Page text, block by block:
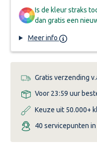
Is de kleur straks
dan gratis een
Meer info
Gratis verzending
Voor 23:59 uur
Keuze uit 50.000+
40 servicepunten